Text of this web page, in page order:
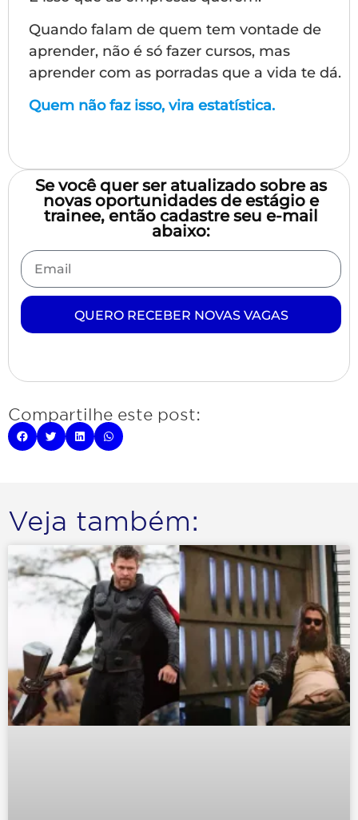
Quando falam de quem tem vontade de
aprender, não é só fazer cursos, mas
aprender com as porradas que a vida te dá.
Quem não faz isso, vira estatística.
Se você quer ser atualizado sobre as
novas oportunidades de estágio e
trainee, então cadastre seu e-mail
abaixo:
QUERO RECEBER NOVAS VAGAS
Compartilhe este post:
Veja também: